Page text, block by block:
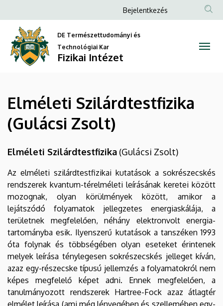
Szilárdtestfizika
(Gulácsi
Zsolt)
Fizikai
Intézet
a
tartalomra
Anonim
fiók
menüje
Bejelentkezés
DE Természettudományi és
Technológiai Kar
Fizikai Intézet
Elméleti Szilárdtestfizika
(Gulácsi Zsolt)
Elméleti Szilárdtestfizika (Gulácsi Zsolt)
Az elméleti szilárdtestfizikai kutatások a sokrészecskés
rendszerek kvantum-térelméleti leírásának keretei között
mozognak, olyan körülmények között, amikor a
lejátszódó folyamatok jellegzetes energiaskálája, a
területnek megfelelően, néhány elektronvolt energia-
tartományba esik. Ilyenszerű kutatások a tanszéken 1993
óta folynak és többségében olyan eseteket érintenek
melyek leírása ténylegesen sokrészecskés jelleget kíván,
azaz egy-részecske típusú jellemzés a folyamatokról nem
képes megfelelő képet adni. Ennek megfelelően, a
tanulmányozott rendszerek Hartree-Fock azaz átlagtér
elmélet leírása (ami még lényegében és szellemében egy-